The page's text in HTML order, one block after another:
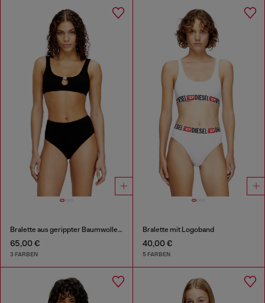
Bralette aus gerippter Baumwolle mit ovalem Schmuck-D
65,00 €
3 FARBEN
Bralette mit Logoband
40,00 €
5 FARBEN